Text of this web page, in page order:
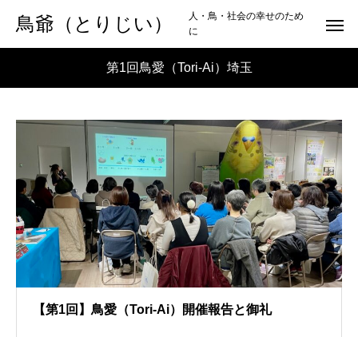
鳥爺（とりじい）
人・鳥・社会の幸せのため
に
第1回鳥愛（Tori-Ai）埼玉
【第1回】鳥愛（Tori-Ai）開催報告と御礼